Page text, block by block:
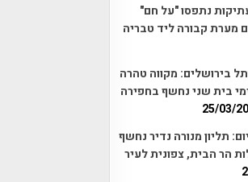
נתפסו "על חם"
מערת קבורה ליד טבריה
בירושלים: מקווה טהרה
בית שני נחשף בחפירה
25/03/
תליון מנורה נדיר נחשף
הר הבית, צפונית לעיר